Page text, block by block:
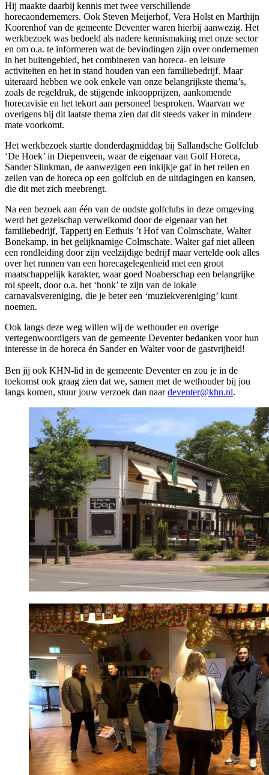
Hij maakte daarbij kennis met twee verschillende
horecaondernemers. Ook Steven Meijerhof, Vera Holst en Marthijn
Koorenhof van de gemeente Deventer waren hierbij aanwezig. Het
werkbezoek was bedoeld als nadere kennismaking met onze sector
en om o.a. te informeren wat de bevindingen zijn over ondernemen
in het buitengebied, het combineren van horeca- en leisure
activiteiten en het in stand houden van een familiebedrijf. Maar
uiteraard hebben we ook enkele van onze belangrijkste thema’s,
zoals de regeldruk, de stijgende inkoopprijzen, aankomende
horecavisie en het tekort aan personeel besproken. Waarvan we
overigens bij dit laatste thema zien dat dit steeds vaker in mindere
mate voorkomt.
Het werkbezoek startte donderdagmiddag bij Sallandsche Golfclub
‘De Hoek’ in Diepenveen, waar de eigenaar van Golf Horeca,
Sander Slinkman, de aanwezigen een inkijkje gaf in het reilen en
zeilen van de horeca op een golfclub en de uitdagingen en kansen,
die dit met zich meebrengt.
Na een bezoek aan één van de oudste golfclubs in deze omgeving
werd het gezelschap verwelkomd door de eigenaar van het
familiebedrijf, Tapperij en Eethuis ’t Hof van Colmschate, Walter
Bonekamp, in het gelijknamige Colmschate. Walter gaf niet alleen
een rondleiding door zijn veelzijdige bedrijf maar vertelde ook alles
over het runnen van een horecagelegenheid met een groot
maatschappelijk karakter, waar goed Noaberschap een belangrijke
rol speelt, door o.a. het ‘honk’ te zijn van de lokale
carnavalsvereniging, die je beter een ‘muziekvereniging’ kunt
noemen.
Ook langs deze weg willen wij de wethouder en overige
vertegenwoordigers van de gemeente Deventer bedanken voor hun
interesse in de horeca én Sander en Walter voor de gastvrijheid!
Ben jij ook KHN-lid in de gemeente Deventer en zou je in de
toekomst ook graag zien dat we, samen met de wethouder bij jou
langs komen, stuur jouw verzoek dan naardeventer@khn.nl.